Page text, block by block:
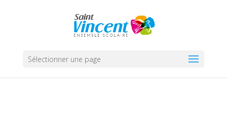
Sélectionner une page